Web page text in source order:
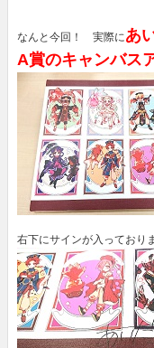
なんと今回！ 実際にあ
A賞のキャンバス
右下にサインが入っており